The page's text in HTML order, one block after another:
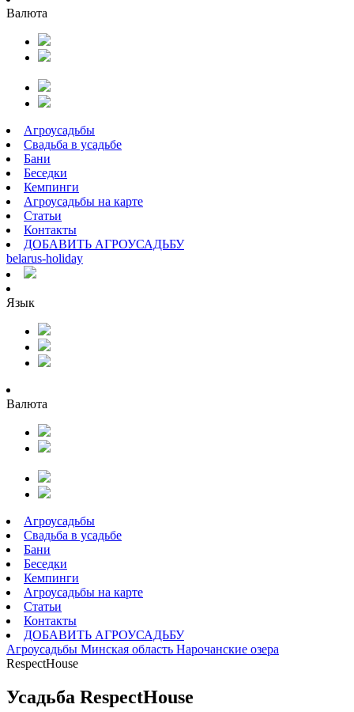
Валюта
Агроусадьбы
Свадьба в усадьбе
Бани
Беседки
Кемпинги
Агроусадьбы на карте
Статьи
Контакты
ДОБАВИТЬ АГРОУСАДЬБУ
belarus-holiday
Язык
Валюта
Агроусадьбы
Свадьба в усадьбе
Бани
Беседки
Кемпинги
Агроусадьбы на карте
Статьи
Контакты
ДОБАВИТЬ АГРОУСАДЬБУ
Агроусадьбы Минская область Нарочанские озера
RespectHouse
Усадьба RespectHouse